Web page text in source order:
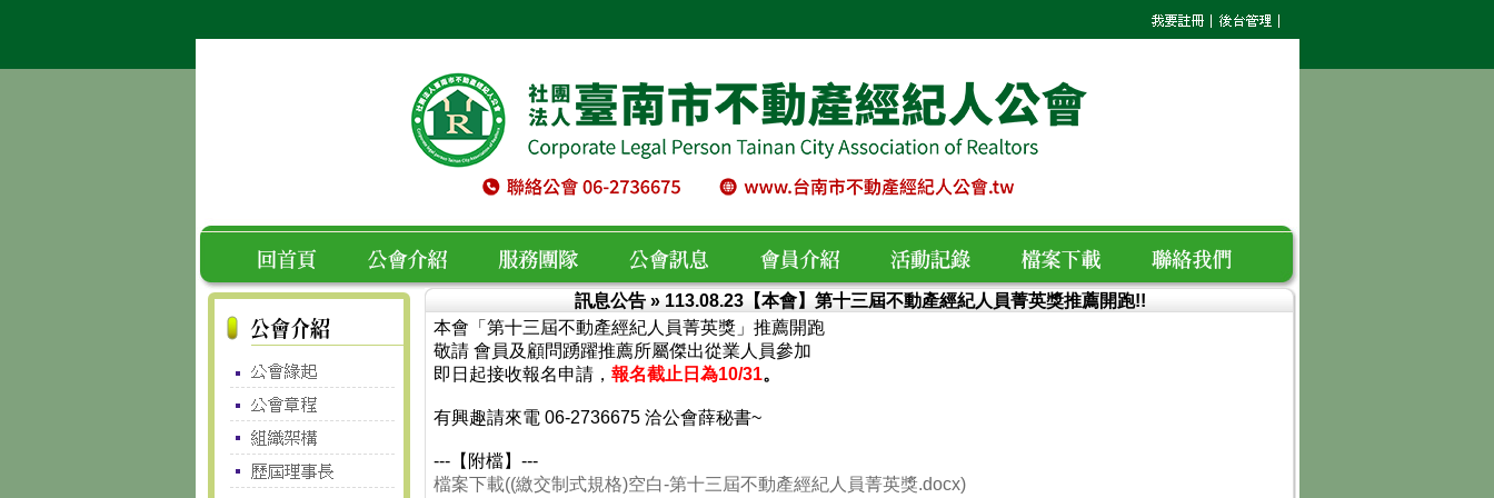
空白回首頁 公會介紹 服務團隊 公會訊息 會員介紹
訊息公告» 113.08.23【本會】第十三屆不動產經紀人員菁英獎推薦開跑!!
本會「第十三屆不動產經紀人員菁英獎」推薦開跑
敬請 會員及顧問踴躍推薦所屬傑出從業人員參加
即日起接收報名申請， 報名截止日為10/31。
有興趣請來電 06-2736675 洽公會薛秘書~
---【附檔】---
檔案下載((繳交制式規格)空白-第十三屆不動產經紀人員菁英獎.docx)